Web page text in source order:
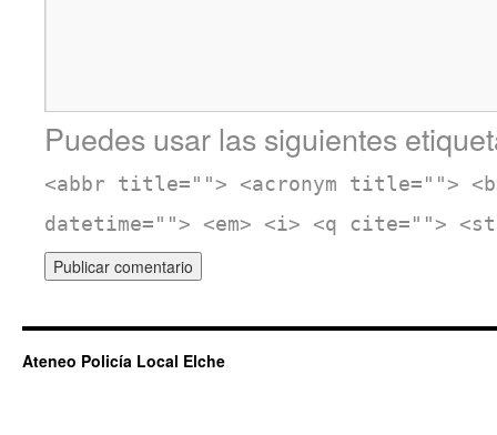
Puedes usar las siguientes
<abbr title=""> <acronym title="">
datetime=""> <em> <i> <q cite="">
Ateneo Policía Local Elche